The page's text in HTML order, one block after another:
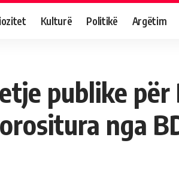
Kulturë Politikë Argëtim
publike për
nga